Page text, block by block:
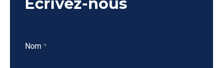
Ecrivez-nous
Nom *